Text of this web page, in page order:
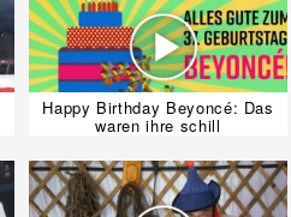
Happy Birthday Beyoncé: Das
waren ihre schill